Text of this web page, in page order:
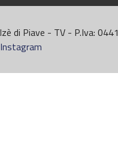
di Piave - TV - P.Iva:
Instagram